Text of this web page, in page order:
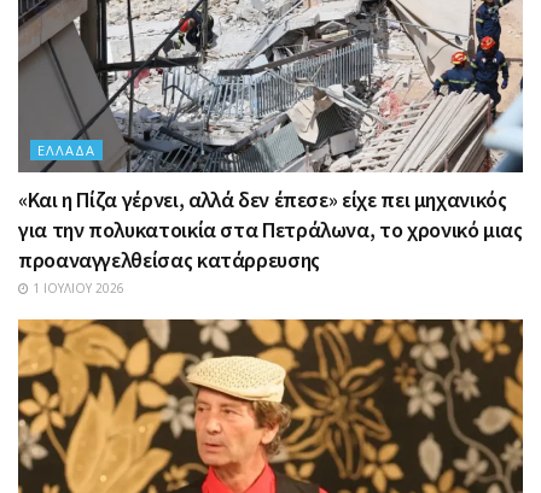
ΕΛΛΆΔΑ
«Και η Πίζα γέρνει, αλλά δεν έπεσε» είχε πει μηχανικός
για την πολυκατοικία στα Πετράλωνα, το χρονικό μιας
προαναγγελθείσας κατάρρευσης
1 ΙΟΥΛΊΟΥ 2026